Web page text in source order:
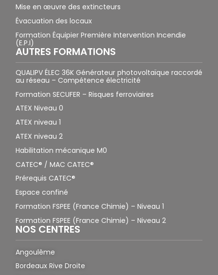
Mise en œuvre des extincteurs
Évacuation des locaux
Formation Équipier Première Intervention Incendie
(E.P.I)
AUTRES FORMATIONS
QUALIPV ÉLEC 36K Générateur photovoltaïque raccordé
au réseau – Compétence électricité
Formation SECUFER – Risques ferroviaires
ATEX Niveau 0
ATEX niveau 1
ATEX niveau 2
Habilitation mécanique M0
CATEC® / MAC CATEC®
Prérequis CATEC®
Espace confiné
Formation FSPEE (France Chimie) – Niveau 1
Formation FSPEE (France Chimie) – Niveau 2
NOS CENTRES
Angoulême
Bordeaux Rive Droite